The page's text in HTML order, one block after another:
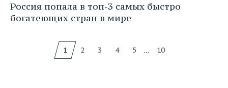
Россия попала в топ-3 самых быстро
богатеющих стран в мире
1 2 3 4 5 ... 10